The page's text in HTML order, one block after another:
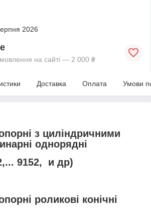
2026
на сайті — 2 000 ₴
Доставка Оплата Умови
з циліндричними
однорядні
9152, и др)
роликові конічні